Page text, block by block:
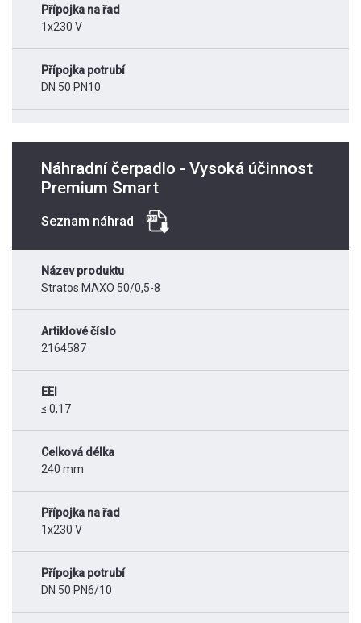
Přípojka na řad
1x230 V
Přípojka potrubí
DN 50 PN10
Náhradní čerpadlo - Vysoká účinnost
Premium Smart
Seznam náhrad
Název produktu
Stratos MAXO 50/0,5-8
Artiklové číslo
2164587
EEI
≤ 0,17
Celková délka
240 mm
Přípojka na řad
1x230 V
Přípojka potrubí
DN 50 PN6/10